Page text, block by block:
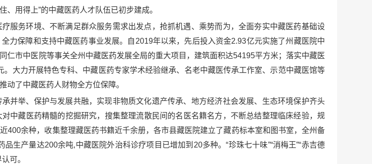
用得上”的中藏医药人才队伍已初步建成。
服务环境、不断满足群众服务需求出发点，抢抓机遇、乘势而为，全面夯实中藏医药基础设
力保障和支持中藏医药事业发展。自2019年以来，先后投入资金2.93亿元实施了州藏医院中
仁市中医院等事关全州中藏医药发展全局的重大项目，建筑面积达54195平方米；落实中藏医
大力开展特色专科、中藏医药专家学术经验继承、名老中藏医传承工作室、示范中藏医馆等
动了中藏医药人财物全方位保障。
并举、保护与发展共融，实现非物质文化遗产传承、地方经济社会发展、生态环境保护齐头
中藏医药精髓的挖掘研究，搜集整理流散民间的名医名籍名方，不断总结整理临床经验，规
400余种，收集整理藏医药书籍近千余册，各市县藏医院建立了藏药标本室和图书室，全州备
生产量达200余吨,中藏医院外治科诊疗项目已增加到20多种。“珍珠七十味”“消梅王”“赤吉德
可。